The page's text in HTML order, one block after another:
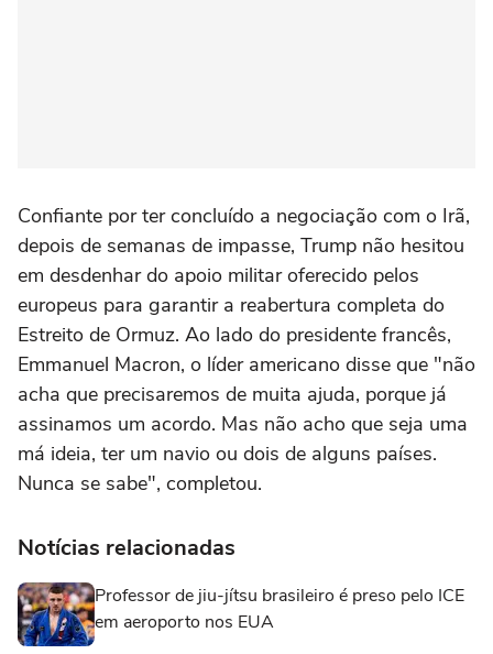
Confiante por ter concluído a negociação com o Irã,
depois de semanas de impasse, Trump não hesitou
em desdenhar do apoio militar oferecido pelos
europeus para garantir a reabertura completa do
Estreito de Ormuz. Ao lado do presidente francês,
Emmanuel Macron, o líder americano disse que "não
acha que precisaremos de muita ajuda, porque já
assinamos um acordo. Mas não acho que seja uma
má ideia, ter um navio ou dois de alguns países.
Nunca se sabe", completou.
Notícias relacionadas
Professor de jiu-jítsu brasileiro é preso pelo ICE
em aeroporto nos EUA